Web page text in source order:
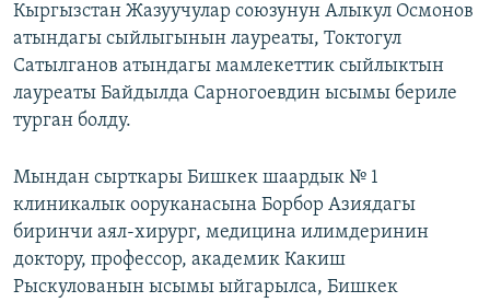
Кыргызстан Жазуучулар союзунун Алыкул Осмонов
атындагы сыйлыгынын лауреаты, Токтогул
Сатылганов атындагы мамлекеттик сыйлыктын
лауреаты Байдылда Сарногоевдин ысымы бериле
турган болду.
Мындан сырткары Бишкек шаардык № 1
клиникалык ооруканасына Борбор Азиядагы
биринчи аял-хирург, медицина илимдеринин
доктору, профессор, академик Какиш
Рыскулованын ысымы ыйгарылса, Бишкек